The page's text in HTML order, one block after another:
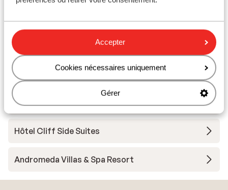
Accepter
Cookies nécessaires uniquement
Gérer
Afroditi Beach Hotel & Spa
Hôtel Mathios Village
Hôtel Beach Boutique
Hôtel Cliff Side Suites
Andromeda Villas & Spa Resort